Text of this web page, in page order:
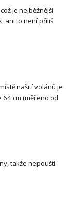
je nejběžnější
ani to není příliš
našití volánů je
64 cm (měřeno od
takže nepouští.